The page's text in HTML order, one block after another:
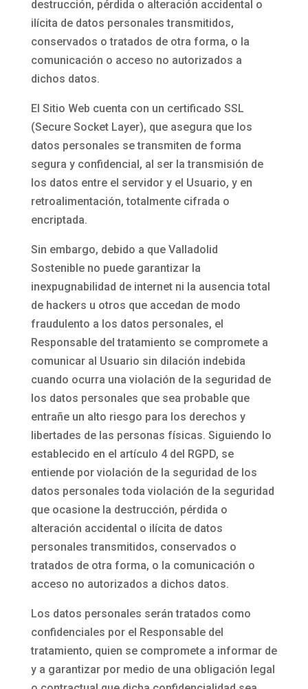
destrucción, pérdida o alteración accidental o
ilícita de datos personales transmitidos,
conservados o tratados de otra forma, o la
comunicación o acceso no autorizados a
dichos datos.
El Sitio Web cuenta con un certificado SSL
(Secure Socket Layer), que asegura que los
datos personales se transmiten de forma
segura y confidencial, al ser la transmisión de
los datos entre el servidor y el Usuario, y en
retroalimentación, totalmente cifrada o
encriptada.
Sin embargo, debido a que Valladolid
Sostenibleno puede garantizar la
inexpugnabilidad de internet ni la ausencia total
de hackers u otros que accedan de modo
fraudulento a los datos personales, el
Responsable del tratamiento se compromete a
comunicar al Usuario sin dilación indebida
cuando ocurra una violación de la seguridad de
los datos personales que sea probable que
entrañe un alto riesgo para los derechos y
libertades de las personas físicas. Siguiendo lo
establecido en el artículo 4 del RGPD, se
entiende por violación de la seguridad de los
datos personales toda violación de la seguridad
que ocasione la destrucción, pérdida o
alteración accidental o ilícita de datos
personales transmitidos, conservados o
tratados de otra forma, o la comunicación o
acceso no autorizados a dichos datos.
Los datos personales serán tratados como
confidenciales por el Responsable del
tratamiento, quien se compromete a informar de
y a garantizar por medio de una obligación legal